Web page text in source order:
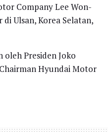
Company Lee Won-
Ulsan, Korea Selatan,
oleh Presiden Joko
Hyundai Motor